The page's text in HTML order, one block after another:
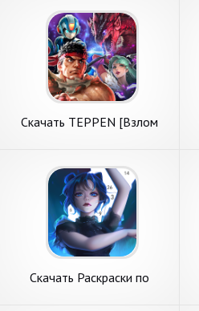
Скачать TEPPEN [Взлом
Скачать Раскраски по